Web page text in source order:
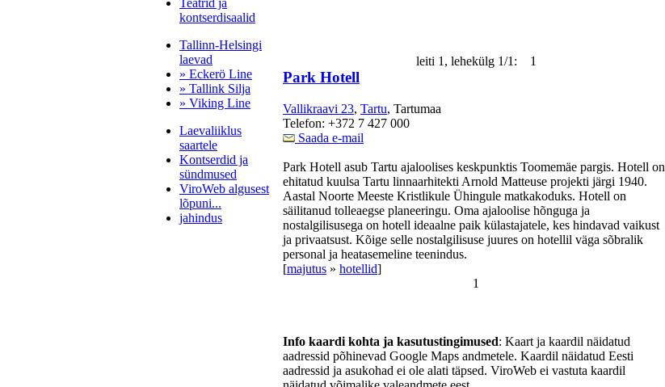
Teatrid ja
kontserdisaalid
Tallinn-Helsingi
laevad
» Eckerö Line
» Tallink Silja
» Viking Line
Laevaliiklus
saartele
Kontserdid ja
sündmused
ViroWeb algusest
lõpuni...
jahindus
leiti 1, lehekülg 1/1: 1
Park Hotell
Vallikraavi 23, Tartu, Tartumaa
Telefon: +372 7 427 000
Saada e-mail
Park Hotell asub Tartu ajaloolises keskpunktis Toomemäe pargis. Hotell on
ehitatud kuulsa Tartu linnaarhitekti Arnold Matteuse projekti järgi 1940.
Aastal Noorte Meeste Kristlikule Ühingule matkakoduks. Hotell on
säilitanud tolleaegse planeeringu. Oma ajaloolise hõnguga ja
nostalgilisusega on hotell ideaalne paik külastajatele, kes hindavad vaikust
ja privaatsust. Kõige selle nostalgilisuse juures on hotellil väga sõbralik
personal ja heatasemeline teenindus.
[majutus » hotellid]
1
Info kaardi kohta ja kasutustingimused: Kaart ja kaardil näidatud
aadressid põhinevad Google Maps andmetele. Kaardil näidatud Eesti
aadressid ja asukohad ei ole alati täpsed. ViroWeb ei vastuta kaardil